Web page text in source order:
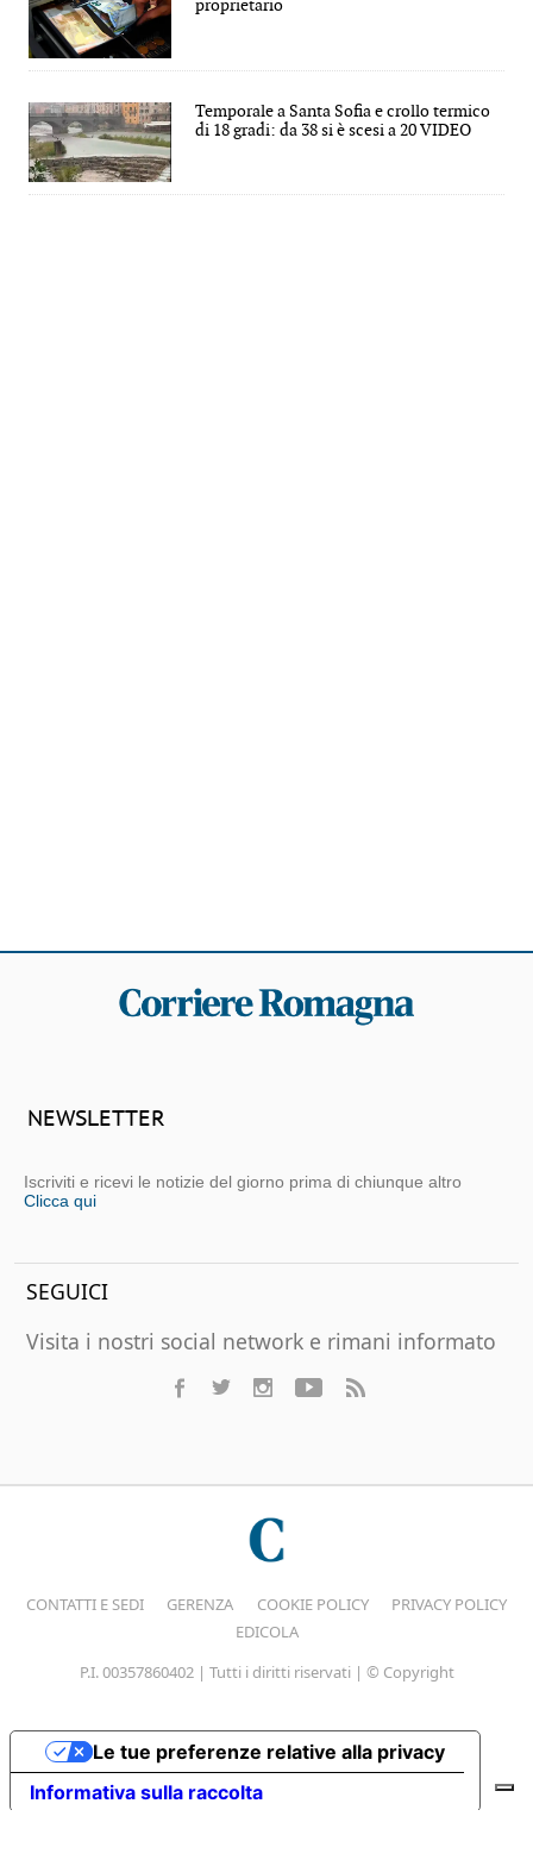
proprietario
Temporale a Santa Sofia e crollo termico
di 18 gradi: da 38 si è scesi a 20 VIDEO
NEWSLETTER
Iscriviti e ricevi le notizie del giorno prima di chiunque altro
Clicca qui
SEGUICI
Visita i nostri social network e rimani informato
CONTATTI E SEDI GERENZA COOKIE POLICY
PRIVACY POLICY
EDICOLA
P.I. 00357860402 | Tutti i diritti riservati | © Copyright
Informativa sulla raccolta
Le tue preferenze relative alla privacy